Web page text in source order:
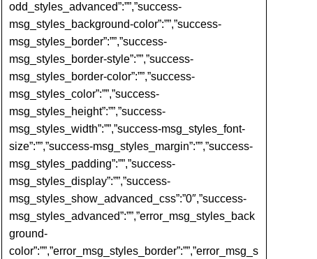
odd_styles_advanced”:””,”success-
msg_styles_background-color”:””,”success-
msg_styles_border”:””,”success-
msg_styles_border-style”:””,”success-
msg_styles_border-color”:””,”success-
msg_styles_color”:””,”success-
msg_styles_height”:””,”success-
msg_styles_width”:””,”success-msg_styles_font-
size”:””,”success-msg_styles_margin”:””,”success-
msg_styles_padding”:””,”success-
msg_styles_display”:””,”success-
msg_styles_show_advanced_css”:”0″,”success-
msg_styles_advanced”:””,”error_msg_styles_back
ground-
color”:””,”error_msg_styles_border”:””,”error_msg_s